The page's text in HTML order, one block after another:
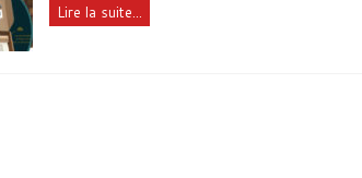
Lire la suite...